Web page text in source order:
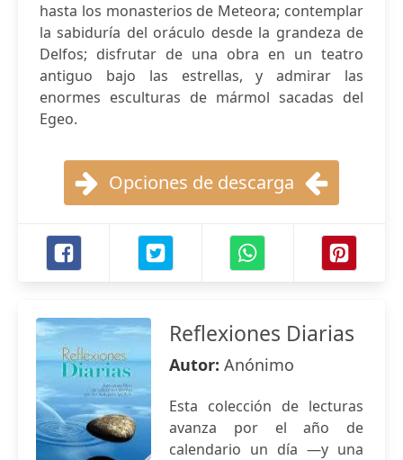
hasta los monasterios de Meteora; contemplar
la sabiduría del oráculo desde la grandeza de
Delfos; disfrutar de una obra en un teatro
antiguo bajo las estrellas, y admirar las
enormes esculturas de mármol sacadas del
Egeo.
Opciones de descarga
Reflexiones Diarias
Autor: Anónimo
Esta colección de lecturas
avanza por el año de
calendario un día —y una